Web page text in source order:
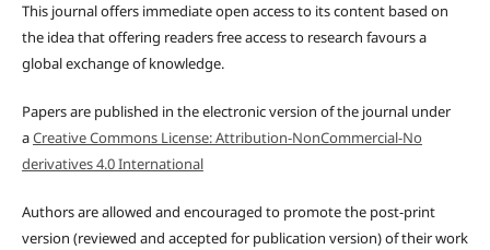
This journal offers immediate open access to its content based on
the idea that offering readers free access to research favours a
global exchange of knowledge.
Papers are published in the electronic version of the journal under
aCreative Commons License: Attribution-NonCommercial-No
derivatives 4.0 International
Authors are allowed and encouraged to promote the post-print
version (reviewed and accepted for publication version) of their work